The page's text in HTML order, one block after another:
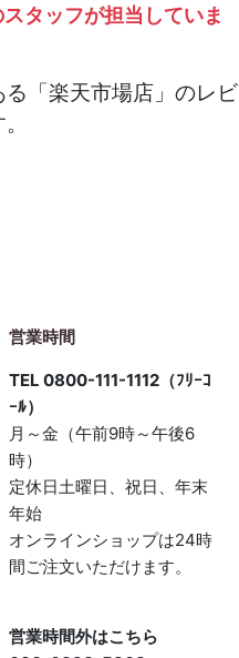
タッフが担当していま
「楽天市場店」のレビ
営業時間
TEL 0800-111-1112（ﾌﾘｰｺ
ｰﾙ）
月～金（午前9時～午後6
時）
定休日土曜日、祝日、年末
年始
オンラインショップは24時
間ご注文いただけます。
営業時間外はこちら